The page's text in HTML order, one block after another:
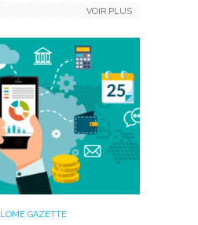
LOME GAZETTE
VOIR PLUS